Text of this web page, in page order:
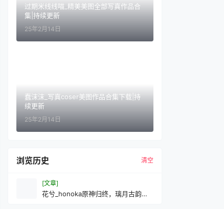
过期米线线喵_精美美图全部写真作品合
集|持续更新
25年2月14日
蠢沫沫_写真coser美图作品合集下载|持
续更新
25年2月14日
浏览历史 清空
[文章]
花兮_honoka原神归终，璃月古韵与